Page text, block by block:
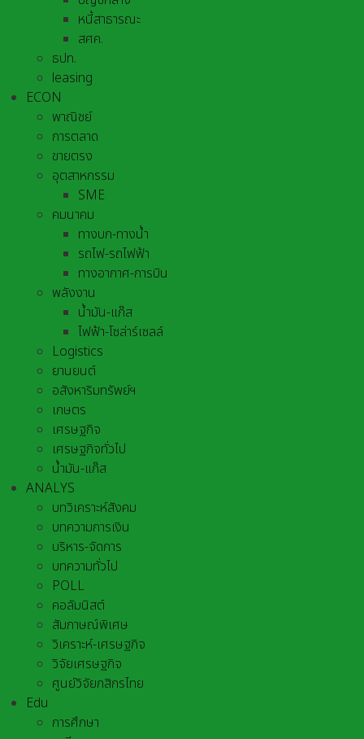
หนี้สาธารณะ
สศค.
ธปท.
leasing
ECON
พาณิชย์
การตลาด
ขายตรง
อุตสาหกรรม
SME
คมนาคม
ทางบก-ทางน้ำ
รถไฟ-รถไฟฟ้า
ทางอากาศ-การบิน
พลังงาน
น้ำมัน-แก๊ส
ไฟฟ้า-โซล่าร์เซลล์
Logistics
ยานยนต์
อสังหาริมทรัพย์ฯ
เกษตร
เศรษฐกิจ
เศรษฐกิจทั่วไป
น้ำมัน-แก๊ส
ANALYS
บทวิเคราะห์สังคม
บทความการเงิน
บริหาร-จัดการ
บทความทั่วไป
POLL
คอลัมนิสต์
สัมภาษณ์พิเศษ
วิเคราะห์-เศรษฐกิจ
วิจัยเศรษฐกิจ
ศูนย์วิจัยกสิกรไทย
Edu
การศึกษา